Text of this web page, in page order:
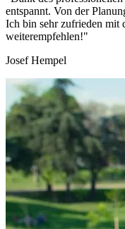
entspannt. Von der
Ich bin sehr zufrieden mit
weiterempfehlen!"
Josef Hempel